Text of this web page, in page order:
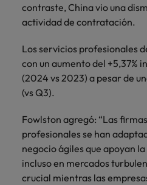
contraste, China vio una
actividad de contratación.
Los servicios profesionales
con un aumento del +5,37%
(2024 vs 2023) a pesar de
(vs Q3).
Fowlston agregó: “Las
profesionales se han
negocio ágiles que apoyan
incluso en mercados
crucial mientras las